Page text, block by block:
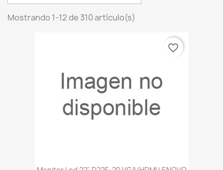
Mostrando 1-12 de 310 artículo(s)
favorite_border